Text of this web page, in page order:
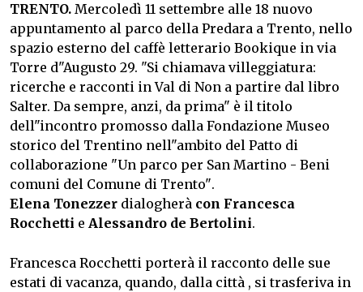
TRENTO. Mercoledì 11 settembre alle 18 nuovo
appuntamento al parco della Predara a Trento, nello
spazio esterno del caffè letterario Bookique in via
Torre d"Augusto 29. "Si chiamava villeggiatura:
ricerche e racconti in Val di Non a partire dal libro
Salter. Da sempre, anzi, da prima" è il titolo
dell"incontro promosso dalla Fondazione Museo
storico del Trentino nell"ambito del Patto di
collaborazione "Un parco per San Martino - Beni
comuni del Comune di Trento".
Elena Tonezzer dialogherà con Francesca
Rocchetti e Alessandro de Bertolini.
Francesca Rocchetti porterà il racconto delle sue
estati di vacanza, quando, dalla città , si trasferiva in